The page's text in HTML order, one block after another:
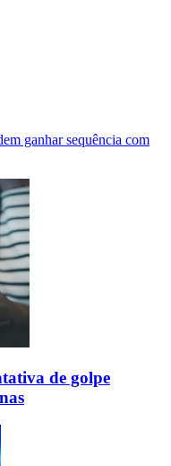
ganhar sequência com
de golpe